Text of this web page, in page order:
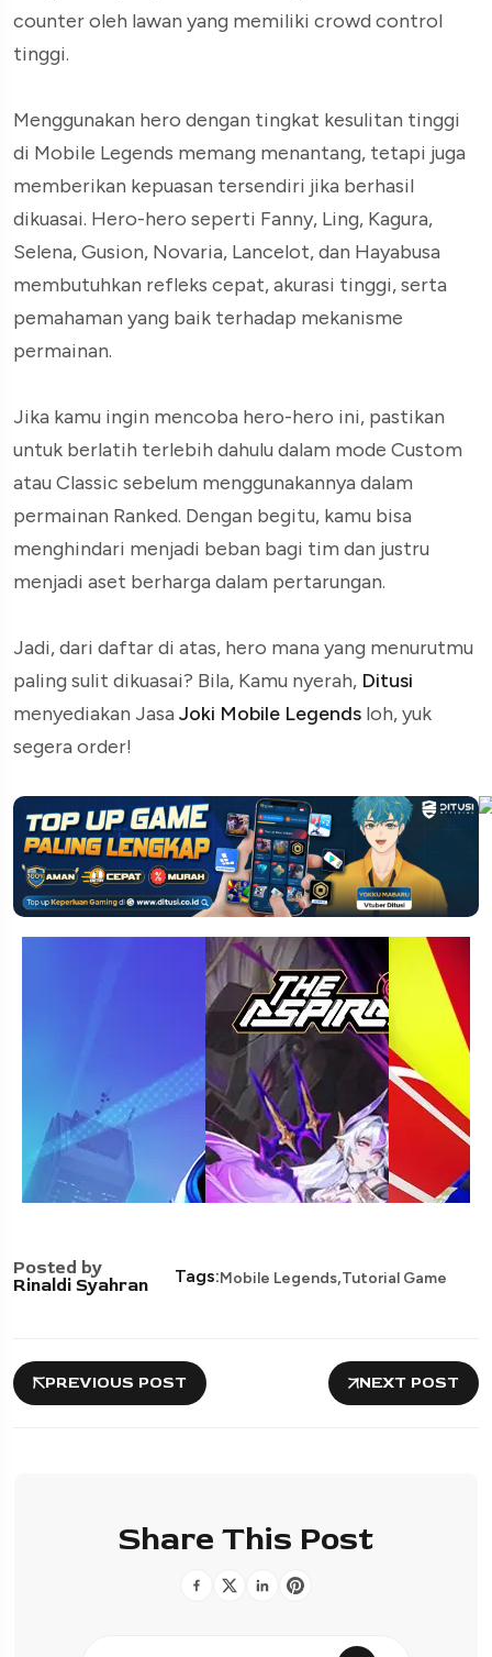
counter oleh lawan yang memiliki crowd control
tinggi.
Menggunakan hero dengan tingkat kesulitan tinggi
di Mobile Legends memang menantang, tetapi juga
memberikan kepuasan tersendiri jika berhasil
dikuasai. Hero-hero seperti Fanny, Ling, Kagura,
Selena, Gusion, Novaria, Lancelot, dan Hayabusa
membutuhkan refleks cepat, akurasi tinggi, serta
pemahaman yang baik terhadap mekanisme
permainan.
Jika kamu ingin mencoba hero-hero ini, pastikan
untuk berlatih terlebih dahulu dalam mode Custom
atau Classic sebelum menggunakannya dalam
permainan Ranked. Dengan begitu, kamu bisa
menghindari menjadi beban bagi tim dan justru
menjadi aset berharga dalam pertarungan.
Jadi, dari daftar di atas, hero mana yang menurutmu
paling sulit dikuasai? Bila, Kamu nyerah, Ditusi
menyediakan Jasa Joki Mobile Legends loh, yuk
segera order!
Posted by
Rinaldi Syahran
Tags:Mobile Legends,Tutorial Game
PREVIOUS POST NEXT POST
Share This Post